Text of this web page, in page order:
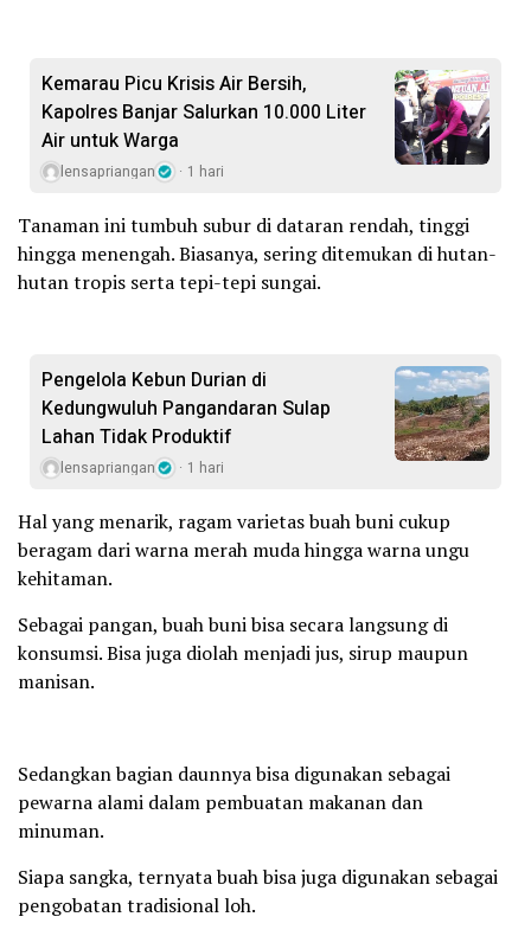
Kemarau Picu Krisis Air Bersih,
Kapolres Banjar Salurkan 10.000 Liter
Air untuk Warga
lensapriangan 1 hari
Tanaman ini tumbuh subur di dataran rendah, tinggi
hingga menengah. Biasanya, sering ditemukan di hutan-
hutan tropis serta tepi-tepi sungai.
Pengelola Kebun Durian di
Kedungwuluh Pangandaran Sulap
Lahan Tidak Produktif ‎
lensapriangan 1 hari
Hal yang menarik, ragam varietas buah buni cukup
beragam dari warna merah muda hingga warna ungu
kehitaman.
Sebagai pangan, buah buni bisa secara langsung di
konsumsi. Bisa juga diolah menjadi jus, sirup maupun
manisan.
Sedangkan bagian daunnya bisa digunakan sebagai
pewarna alami dalam pembuatan makanan dan
minuman.
Siapa sangka, ternyata buah bisa juga digunakan sebagai
pengobatan tradisional loh.